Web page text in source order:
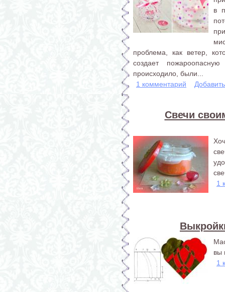
в
проблема, как ветер,
создает
происходило, были...
1 комментарий
Свечи
1
вы
1